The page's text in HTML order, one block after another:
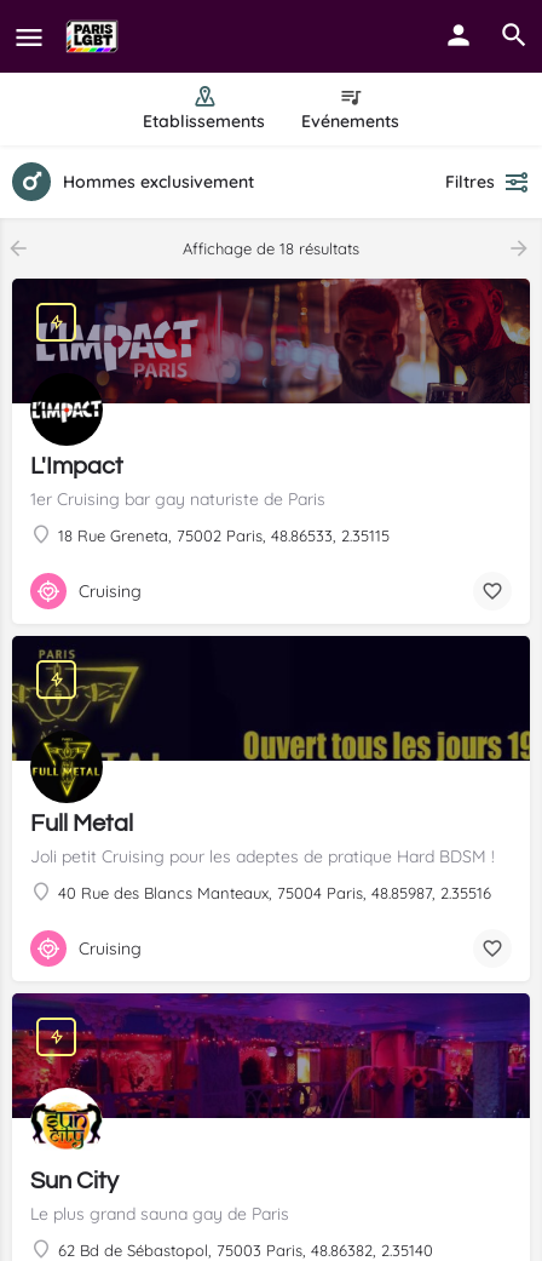
Etablissements Evénements
Hommes exclusivement Filtres
Affichage de 18 résultats
L'Impact
1er Cruising bar gay naturiste de Paris
18 Rue Greneta, 75002 Paris, 48.86533, 2.35115
Cruising
Full Metal
Joli petit Cruising pour les adeptes de pratique Hard BDSM !
40 Rue des Blancs Manteaux, 75004 Paris, 48.85987, 2.35516
Cruising
Sun City
Le plus grand sauna gay de Paris
62 Bd de Sébastopol, 75003 Paris, 48.86382, 2.35140